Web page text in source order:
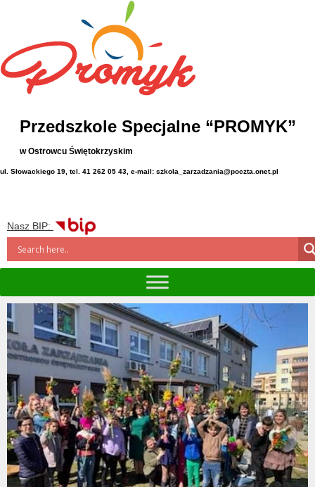
Przedszkole Specjalne “PROMYK”
w Ostrowcu Świętokrzyskim
ul. Słowackiego 19, tel. 41 262 05 43, e-mail: szkola_zarzadzania@poczta.onet.pl
Nasz BIP: